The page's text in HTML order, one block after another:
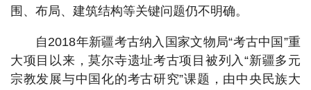
围、布局、建筑结构等关键问题仍不明确。
自2018年新疆考古纳入国家文物局“考古中国”重
大项目以来，莫尔寺遗址考古项目被列入“新疆多元
宗教发展与中国化的考古研究”课题，由中央民族大